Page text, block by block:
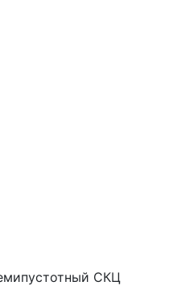
СКЦ